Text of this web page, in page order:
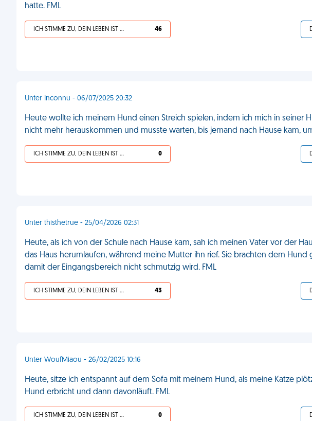
hatte. FML
ICH STIMME ZU, DEIN LEBEN IST SCHEISSE 46
Unter Inconnu - 06/07/2025 20:32
Heute wollte ich meinem Hund einen Streich spielen, indem ich mich in seiner
nicht mehr herauskommen und musste warten, bis jemand nach Hause kam,
ICH STIMME ZU, DEIN LEBEN IST SCHEISSE 0
Unter thisthetrue - 25/04/2026 02:31
Heute, als ich von der Schule nach Hause kam, sah ich meinen Vater vor der
das Haus herumlaufen, während meine Mutter ihn rief. Sie brachten dem Hund
damit der Eingangsbereich nicht schmutzig wird. FML
ICH STIMME ZU, DEIN LEBEN IST SCHEISSE 43
Unter WoufMiaou - 26/02/2025 10:16
Heute, sitze ich entspannt auf dem Sofa mit meinem Hund, als meine Katze
Hund erbricht und dann davonläuft. FML
ICH STIMME ZU, DEIN LEBEN IST SCHEISSE 0